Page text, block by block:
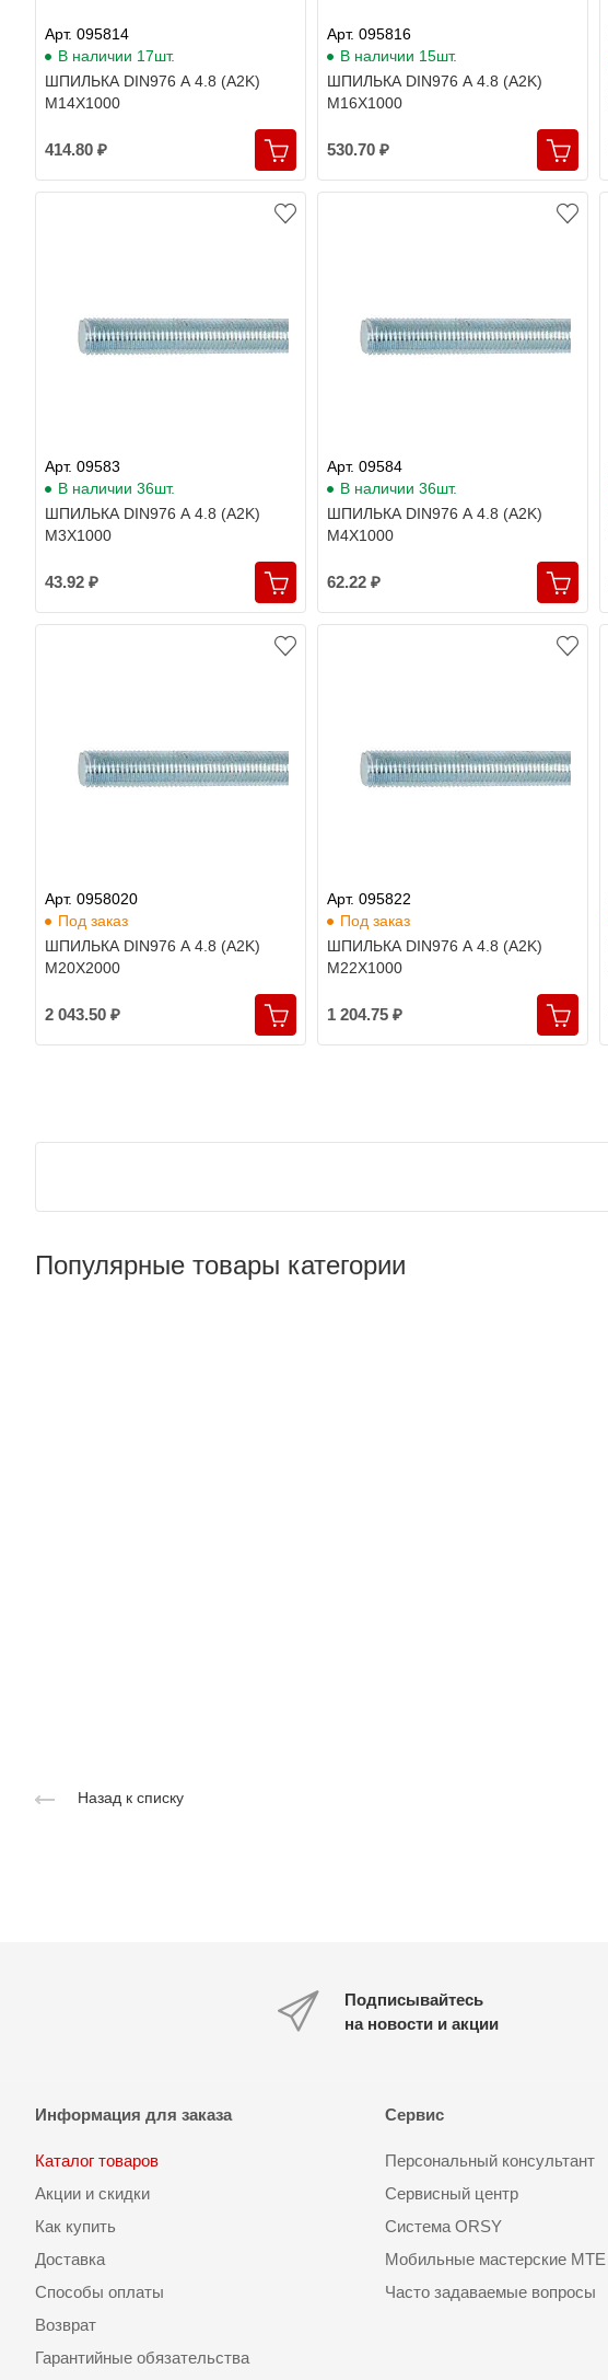
Арт. 095814
В наличии 17шт.
ШПИЛЬКА DIN976 A 4.8 (A2K)
M14X1000
414.80 ₽
Арт. 095816
В наличии 15шт.
ШПИЛЬКА DIN976 A 4.8 (A2K)
M16X1000
530.70 ₽
Арт. 09583
В наличии 36шт.
ШПИЛЬКА DIN976 A 4.8 (A2K)
M3X1000
43.92 ₽
Арт. 09584
В наличии 36шт.
ШПИЛЬКА DIN976 A 4.8 (A2K)
M4X1000
62.22 ₽
Арт. 0958020
Под заказ
ШПИЛЬКА DIN976 A 4.8 (A2K)
M20X2000
2 043.50 ₽
Арт. 095822
Под заказ
ШПИЛЬКА DIN976 A 4.8 (A2K)
M22X1000
1 204.75 ₽
Популярные товары категории
Назад к списку
Подписывайтесь
на новости и акции
Информация для заказа
Каталог товаров
Акции и скидки
Как купить
Доставка
Способы оплаты
Возврат
Гарантийные обязательства
Сервис
Персональный консультант
Сервисный центр
Система ORSY
Мобильные мастерские MTE
Часто задаваемые вопросы